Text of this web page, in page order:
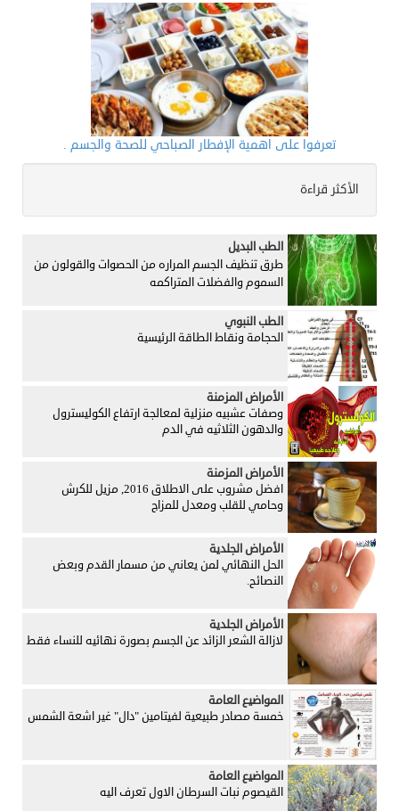
تعرفوا على اهمية الإفطار الصباحي للصحة والجسم .
الأكثر قراءة
الطب البديل
طرق تنظيف الجسم المراره من الحصوات والقولون من
السموم والفضلات المتراكمه
الطب النبوي
الحجامة ونقاط الطاقة الرئيسية
الأمراض المزمنة
وصفات عشبيه منزلية لمعالجة ارتفاع الكوليسترول
والدهون الثلاثيه في الدم
الأمراض المزمنة
افضل مشروب على الاطلاق 2016, مزيل للكرش
وحامي للقلب ومعدل للمزاج
الأمراض الجلدية
الحل النهائي لمن يعاني من مسمار القدم وبعض
النصائح.
الأمراض الجلدية
لازالة الشعر الزائد عن الجسم بصورة نهائيه للنساء فقط
المواضيع العامة
خمسة مصادر طبيعية لفيتامين "دال" غير اشعة الشمس
المواضيع العامة
القيصوم نبات السرطان الاول تعرف اليه